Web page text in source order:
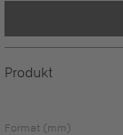
Produkt
Format (mm)